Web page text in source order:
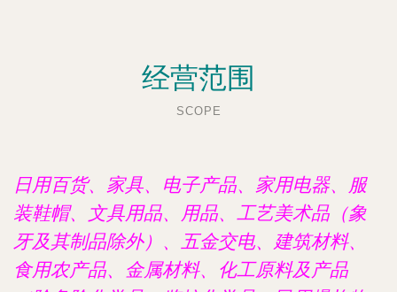
经营范围
SCOPE
日用百货、家具、电子产品、家用电器、服
装鞋帽、文具用品、用品、工艺美术品（象
牙及其制品除外）、五金交电、建筑材料、
食用农产品、金属材料、化工原料及产品